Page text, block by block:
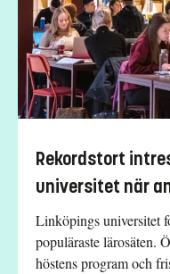
Rekordstort
universitet när
Linköpings universitet
populäraste lärosäten.
höstens program och